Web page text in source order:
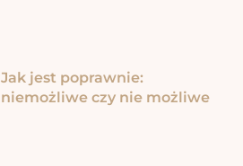
Jak jest poprawnie:
niemożliwe czy nie możliwe